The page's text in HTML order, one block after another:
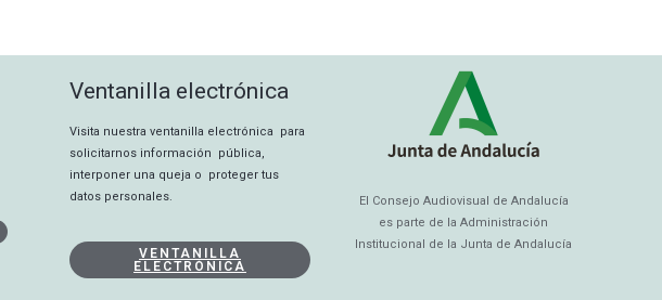
Ventanilla electrónica
Visita nuestra ventanilla electrónica para
solicitarnos información pública,
interponer una queja o proteger tus
datos personales.
VENTANILLA
ELECTRÓNICA
El Consejo Audiovisual de Andalucía
es parte de la Administración
Institucional de la Junta de Andalucía